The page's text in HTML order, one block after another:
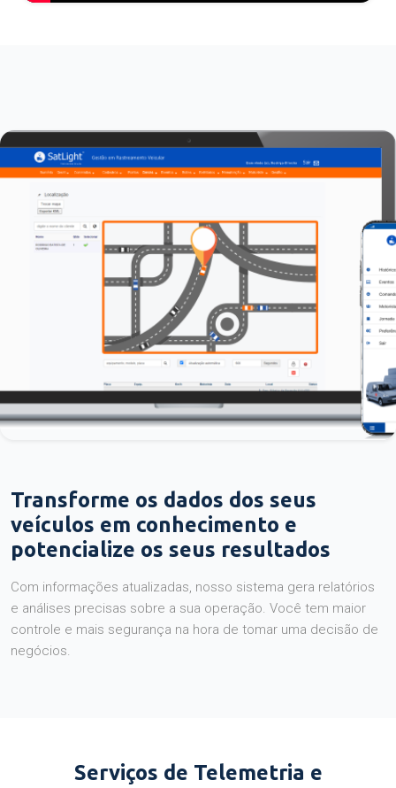
Transforme os dados dos seus
veículos em conhecimento e
potencialize os seus resultados
Com informações atualizadas, nosso sistema gera relatórios
e análises precisas sobre a sua operação. Você tem maior
controle e mais segurança na hora de tomar uma decisão de
negócios.
Serviços de Telemetria e